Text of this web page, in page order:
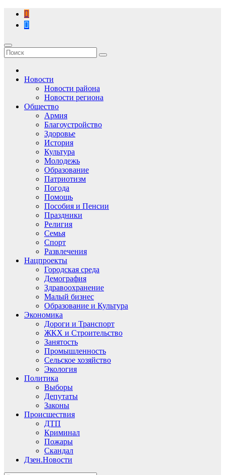
Перейти
содержимому
Новости
Новости района
Новости региона
Общество
Армия
Благоустройство
Здоровье
История
Культура
Молодежь
Образование
Патриотизм
Погода
Помощь
Пособия и Пенсии
Праздники
Религия
Семья
Спорт
Развлечения
Нацпроекты
Городская среда
Демография
Здравоохранение
Малый бизнес
Образование и Культура
Экономика
Дороги и Транспорт
ЖКХ и Строительство
Занятость
Промышленность
Сельское хозяйство
Экология
Политика
Выборы
Депутаты
Законы
Происшествия
ДТП
Криминал
Пожары
Скандал
Дзен.Новости